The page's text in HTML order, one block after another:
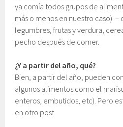
ya comía todos grupos de
más o menos en nuestro caso) –
legumbres, frutas y verdura,
pecho después de comer.
¿Y a partir del año, qué?
Bien, a partir del año, pueden
algunos alimentos como el
enteros, embutidos, etc). Pero
en otro post.